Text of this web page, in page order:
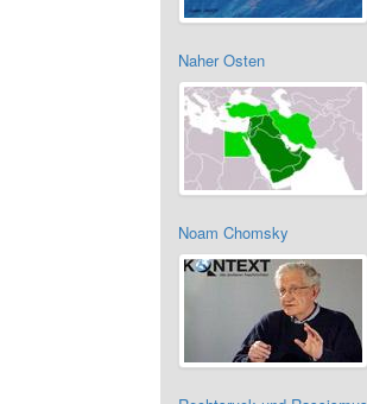
Naher Osten
Noam Chomsky